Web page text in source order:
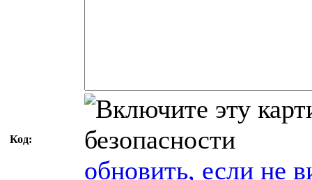
Код:
обновить, если не